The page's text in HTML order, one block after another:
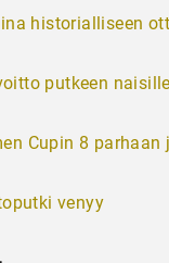
historialliseen
putkeen naisille
Cupin 8 parhaan
venyy